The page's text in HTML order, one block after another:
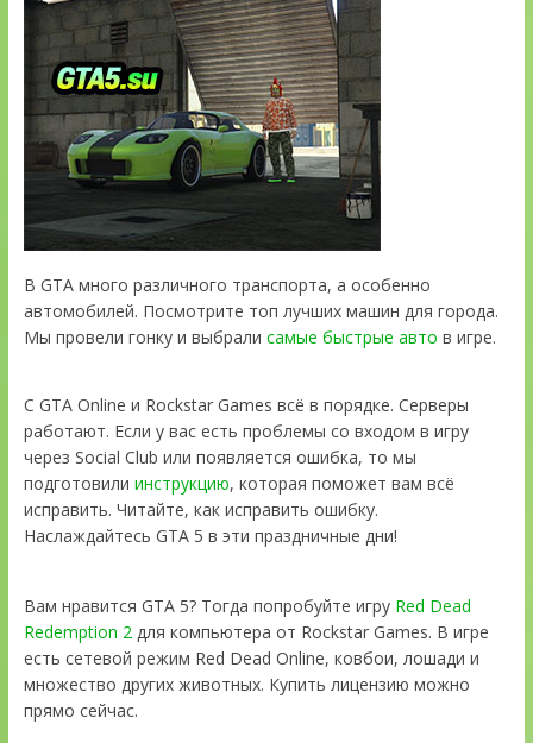
В GTA много различного транспорта, а особенно
автомобилей. Посмотрите топ лучших машин для города.
Мы провели гонку и выбрали самые быстрые авто в игре.
С GTA Online и Rockstar Games всё в порядке. Серверы
работают. Если у вас есть проблемы со входом в игру
через Social Club или появляется ошибка, то мы
подготовили инструкцию, которая поможет вам всё
исправить. Читайте, как исправить ошибку.
Наслаждайтесь GTA 5 в эти праздничные дни!
Вам нравится GTA 5? Тогда попробуйте игру Red Dead
Redemption 2для компьютера от Rockstar Games. В игре
есть сетевой режим Red Dead Online, ковбои, лошади и
множество других животных. Купить лицензию можно
прямо сейчас.